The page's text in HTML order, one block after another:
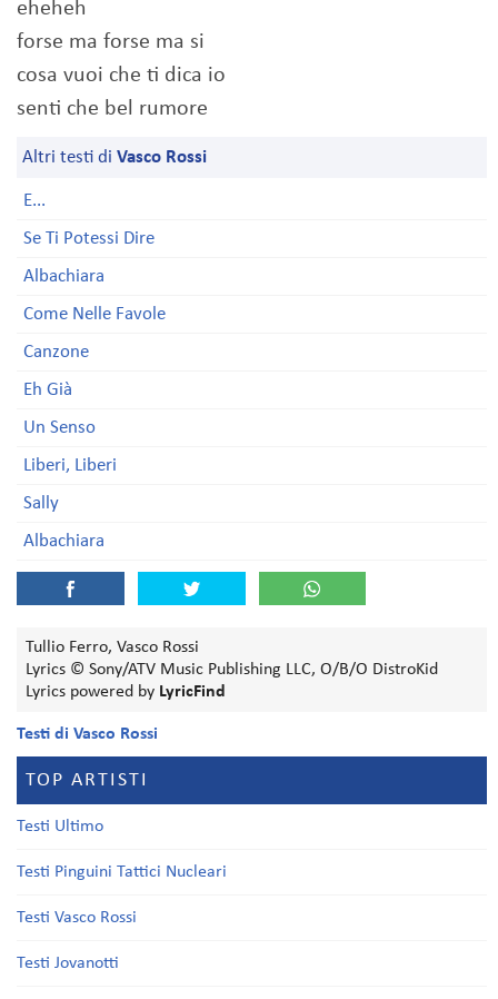
eheheh
forse ma forse ma si
cosa vuoi che ti dica io
senti che bel rumore
Altri testi di Vasco Rossi
E...
Se Ti Potessi Dire
Albachiara
Come Nelle Favole
Canzone
Eh Già
Un Senso
Liberi, Liberi
Sally
Albachiara
Tullio Ferro, Vasco Rossi
Lyrics © Sony/ATV Music Publishing LLC, O/B/O DistroKid
Lyrics powered by LyricFind
Testi di Vasco Rossi
TOP ARTISTI
Testi Ultimo
Testi Pinguini Tattici Nucleari
Testi Vasco Rossi
Testi Jovanotti